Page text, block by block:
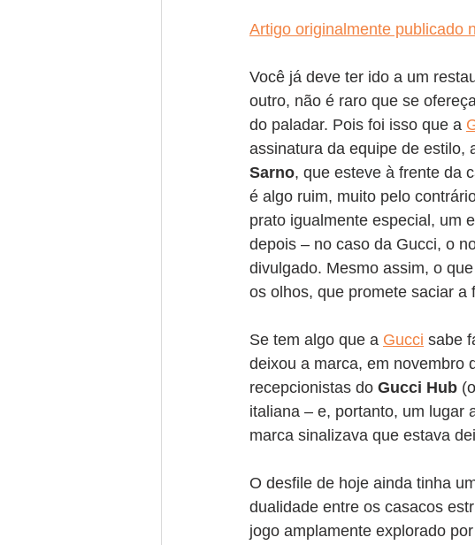
Artigo originalmente publicado
Você já deve ter ido a um
outro, não é raro que se
do paladar. Pois foi isso que a
assinatura da equipe de estilo,
Sarno, que esteve à frente da
é algo ruim, muito pelo
prato igualmente especial, um
depois – no caso da Gucci, o
divulgado. Mesmo assim, o
os olhos, que promete saciar a
Se tem algo que a Gucci sabe
deixou a marca, em novembro
recepcionistas do Gucci Hub
italiana – e, portanto, um lugar
marca sinalizava que estava
O desfile de hoje ainda tinha
dualidade entre os casacos
jogo amplamente explorado